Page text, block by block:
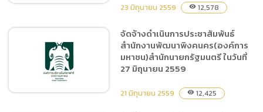
จัดซื้อน้ำมันเชื้อเพลิงชนิด
ดีเซลและชนิดแก๊สโซฮอล์ 95
23 มิถุนายน 2559 visibility 12,578
จัดจ้างดำเนินการประชาสัมพันธ์
สำนักงานพัฒนาพิงคนคร(องค์การ
มหาชน)สำนักนายกรัฐมนตรี ในวันที่
27 มิถุนายน 2559
21 มิถุนายน 2559 visibility 12,425